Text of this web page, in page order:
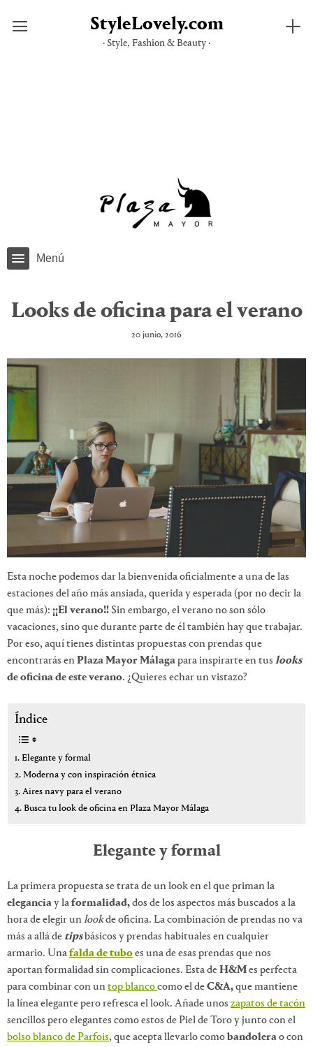
StyleLovely.com
· Style, Fashion & Beauty ·
Menú
Looks de oficina para el verano
20 junio, 2016
Esta noche podemos dar la bienvenida oficialmente a una de las
estaciones del año más ansiada, querida y esperada (por no decir la
que más): ¡¡El verano!!Sin embargo, el verano no son sólo
vacaciones, sino que durante parte de él también hay que trabajar.
Por eso, aquí tienes distintas propuestas con prendas que
encontrarás enPlaza Mayor Málagapara inspirarte en tus looks
de oficina de este verano. ¿Quieres echar un vistazo?
Índice
Elegante y formal
Moderna y con inspiración étnica
Aires navy para el verano
Busca tu look de oficina en Plaza Mayor Málaga
Elegante y formal
La primera propuesta se trata de un look en el que priman la
eleganciay laformalidad,dos de los aspectos más buscados a la
hora de elegir unlookde oficina. La combinación de prendas no va
más a allá de tipsbásicos y prendas habituales en cualquier
armario. Unafalda de tuboes una de esas prendas que nos
aportan formalidad sin complicaciones. Esta deH&Mes perfecta
para combinar con untop blancocomo el deC&A,que mantiene
la línea elegante pero refresca el look. Añade unos zapatos de tacón
sencillos pero elegantes como estos de Piel de Toro y junto con el
bolso blanco de Parfois, que acepta llevarlo comobandolerao con